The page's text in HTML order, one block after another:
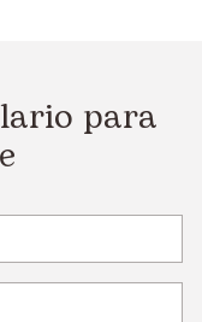
para